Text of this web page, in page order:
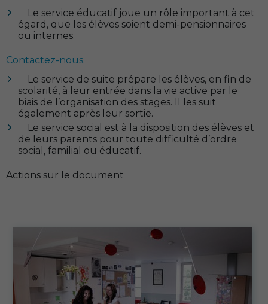
Le service éducatif joue un rôle important à cet
égard, que les élèves soient demi-pensionnaires
ou internes.
Contactez-nous.
Le service de suite prépare les élèves, en fin de
scolarité, à leur entrée dans la vie active par le
biais de l’organisation des stages. Il les suit
également après leur sortie.
Le service social est à la disposition des élèves et
de leurs parents pour toute difficulté d’ordre
social, familial ou éducatif.
Actions sur le document